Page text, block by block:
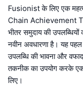
Fusionist के लिए एक
Chain Achievement
भीतर समुदाय की
नवीन अवधारणा है। यह
उपलब्धि की भावना और
तकनीक का उपयोग करके
लिए।